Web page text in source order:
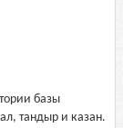
базы
тандыр и казан.